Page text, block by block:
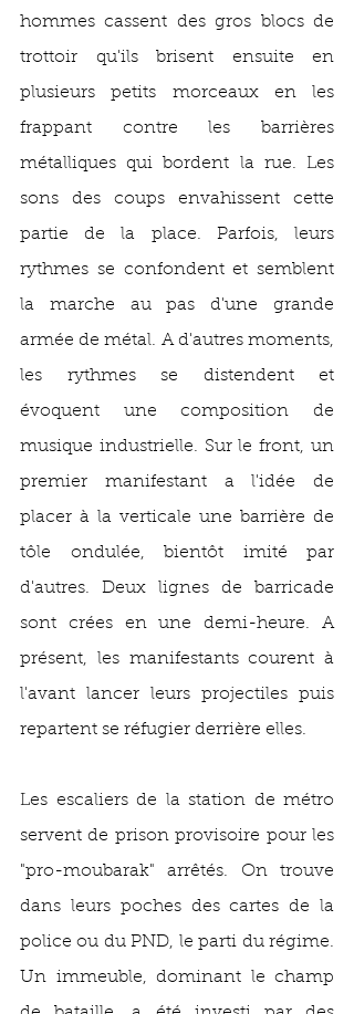
hommes cassent des gros blocs de
trottoir qu'ils brisent ensuite en
plusieurs petits morceaux en les
frappant contre les barrières
métalliques qui bordent la rue. Les
sons des coups envahissent cette
partie de la place. Parfois, leurs
rythmes se confondent et semblent
la marche au pas d'une grande
armée de métal. A d'autres moments,
les rythmes se distendent et
évoquent une composition de
musique industrielle. Sur le front, un
premier manifestant a l'idée de
placer à la verticale une barrière de
tôle ondulée, bientôt imité par
d'autres. Deux lignes de barricade
sont crées en une demi-heure. A
présent, les manifestants courent à
l'avant lancer leurs projectiles puis
repartent se réfugier derrière elles.
Les escaliers de la station de métro
servent de prison provisoire pour les
"pro-moubarak" arrêtés. On trouve
dans leurs poches des cartes de la
police ou du PND, le parti du régime.
Un immeuble, dominant le champ